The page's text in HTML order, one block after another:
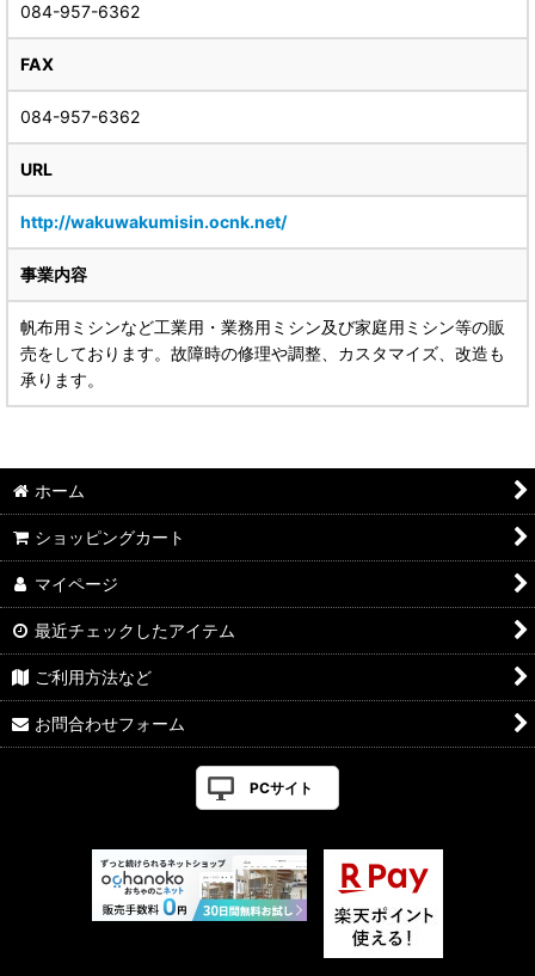
084-957-6362
FAX
084-957-6362
URL
http://wakuwakumisin.ocnk.net/
事業内容
帆布用ミシンなど工業用・業務用ミシン及び家庭用ミシン等の販
売をしております。故障時の修理や調整、カスタマイズ、改造も
承ります。
ホーム
ショッピングカート
マイページ
最近チェックしたアイテム
ご利用方法など
お問合わせフォーム
PCサイト